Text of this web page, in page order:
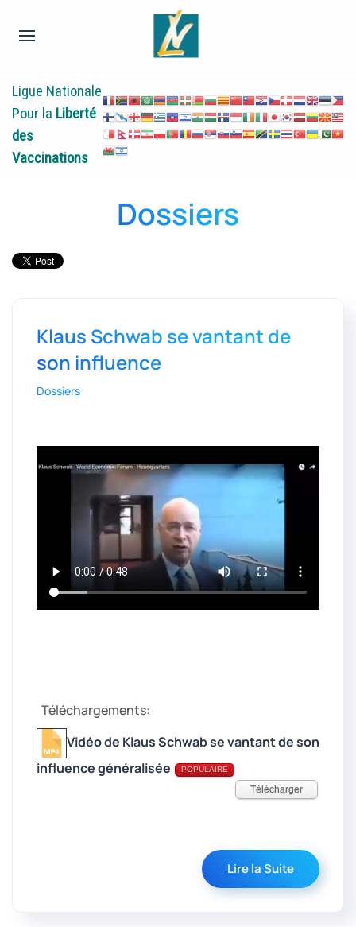
Ligue Nationale
Pour la Liberté
des
Vaccinations
Dossiers
Klaus Schwab se vantant de
son influence
Dossiers
Téléchargements:
Vidéo de Klaus Schwab se vantant de son
influence généralisée
POPULAIRE
Télécharger
Lire la Suite